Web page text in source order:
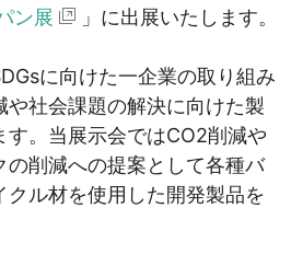
ン展
」に出展いたします。
に向けた一企業の取り組み
や社会課題の解決に向けた製
す。当展示会ではCO2削減や
の削減への提案として各種バ
クル材を使用した開発製品を